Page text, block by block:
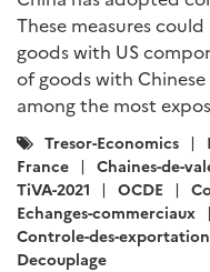
These measures
goods with US
of goods with
among the most
Catégories
:
Tresor-Economics
France
Chaines-de-
TiVA-2021
OCDE
Echanges-commerciaux
Controle-des-
Decouplage